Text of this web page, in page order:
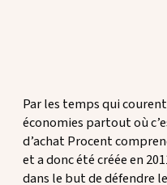
Par les temps qui
économies partout où
d’achat Procent
et a donc été créée en
dans le but de défendre